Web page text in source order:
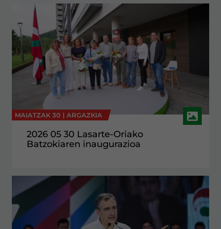
MAIATZAK 30 | ARGAZKIA
2026 05 30 Lasarte-Oriako
Batzokiaren inaugurazioa